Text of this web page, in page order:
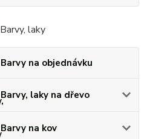
Barvy, laky
Barvy na objednávku
Barvy, laky na dřevo
Barvy na kov